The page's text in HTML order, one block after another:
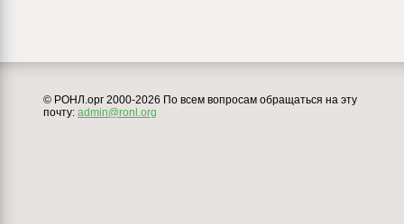
© РОНЛ.орг 2000-2026 По всем вопросам обращаться на эту
почту: admin@ronl.org